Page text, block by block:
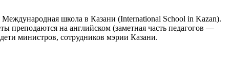
Международная школа в Казани (International School in Kazan).
преподаются на английском (заметная часть педагогов —
министров, сотрудников мэрии Казани.